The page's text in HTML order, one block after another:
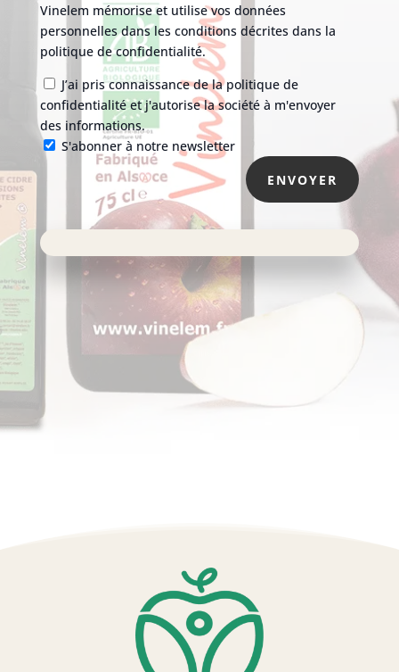
Vinelem mémorise et utilise vos données
personnelles dans les conditions décrites dans la
politique de confidentialité.
J’ai pris connaissance de la politique de
confidentialité et j'autorise la société à m'envoyer
des informations.
S'abonner à notre newsletter
ENVOYER